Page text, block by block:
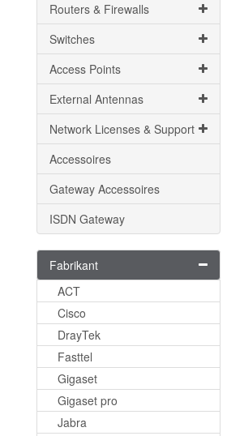
Routers & Firewalls
Switches
Access Points
External Antennas
Network Licenses & Support
Accessoires
Gateway Accessoires
ISDN Gateway
Fabrikant
ACT
Cisco
DrayTek
Fasttel
Gigaset
Gigaset pro
Jabra